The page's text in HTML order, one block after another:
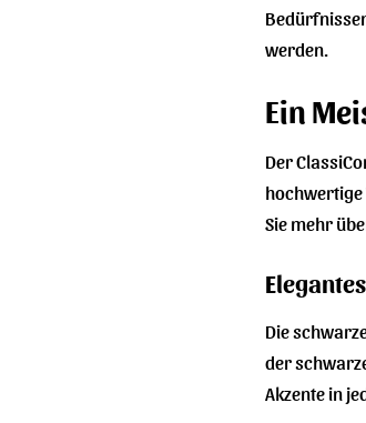
werden.
Ein
Der
hochwertige
Sie mehr
Die
der
Akzente in